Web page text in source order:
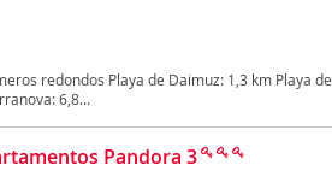
redondos Playa de Daimuz: 1,3 km Playa
6,8...
Pandora 3